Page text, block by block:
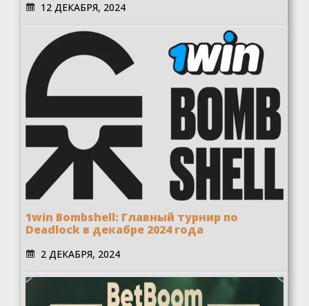
12 ДЕКАБРЯ, 2024
1win Bombshell: Главный турнир по
Deadlock в декабре 2024 года
2 ДЕКАБРЯ, 2024